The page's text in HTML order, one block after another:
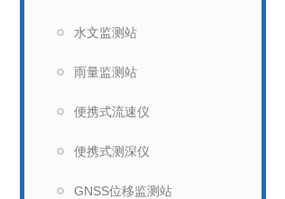
水文监测站
雨量监测站
便携式流速仪
便携式测深仪
GNSS位移监测站